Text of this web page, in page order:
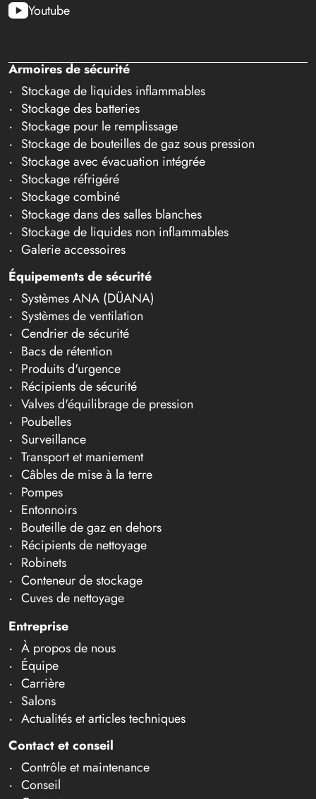
Youtube
Armoires de sécurité
Stockage de liquides inflammables
Stockage des batteries
Stockage pour le remplissage
Stockage de bouteilles de gaz sous pression
Stockage avec évacuation intégrée
Stockage réfrigéré
Stockage combiné
Stockage dans des salles blanches
Stockage de liquides non inflammables
Galerie accessoires
Équipements de sécurité
Systèmes ANA (DÜANA)
Systèmes de ventilation
Cendrier de sécurité
Bacs de rétention
Produits d'urgence
Récipients de sécurité
Valves d'équilibrage de pression
Poubelles
Surveillance
Transport et maniement
Câbles de mise à la terre
Pompes
Entonnoirs
Bouteille de gaz en dehors
Récipients de nettoyage
Robinets
Conteneur de stockage
Cuves de nettoyage
Entreprise
À propos de nous
Équipe
Carrière
Salons
Actualités et articles techniques
Contact et conseil
Contrôle et maintenance
Conseil